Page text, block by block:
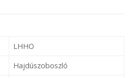
LHHO
Hajdúszoboszló